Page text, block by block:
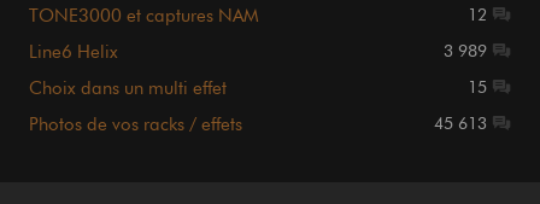
TONE3000 et captures NAM 12
Line6 Helix 3 989
Choix dans un multi effet 15
Photos de vos racks / effets 45 613